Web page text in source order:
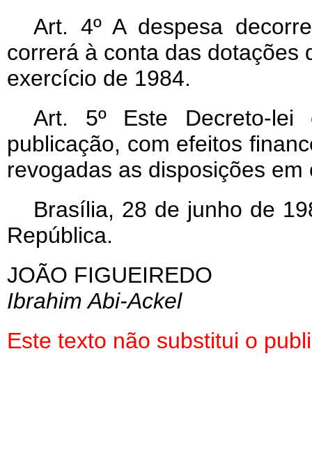
Art. 4º A despesa
correrá à conta das dotações
exercício de 1984.
Art. 5º Este Decreto-
publicação, com efeitos
revogadas as disposições em
Brasília, 28 de junho de
República.
JOÃO FIGUEIREDO
Ibrahim Abi-Ackel
Este texto não substitui o